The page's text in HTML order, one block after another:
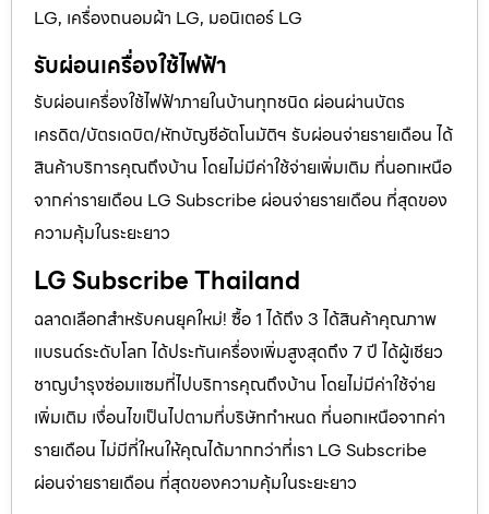
LG, เครื่องถนอมผ้า LG, มอนิเตอร์ LG
รับผ่อนเครื่องใช้ไฟฟ้า
รับผ่อนเครื่องใช้ไฟฟ้าภายในบ้านทุกชนิด ผ่อนผ่านบัตร
เครดิต/บัตรเดบิต/หักบัญชีอัตโนมัติฯ รับผ่อนจ่ายรายเดือน ได้
สินค้าบริการคุณถึงบ้าน โดยไม่มีค่าใช้จ่ายเพิ่มเติม ที่นอกเหนือ
จากค่ารายเดือน LG Subscribe ผ่อนจ่ายรายเดือน ที่สุดของ
ความคุ้มในระยะยาว
LG Subscribe Thailand
ฉลาดเลือกสำหรับคนยุคใหม่! ซื้อ 1 ได้ถึง 3 ได้สินค้าคุณภาพ
แบรนด์ระดับโลก ได้ประกันเครื่องเพิ่มสูงสุดถึง 7 ปี ได้ผู้เชียว
ชาญบำรุงซ่อมแซมที่ไปบริการคุณถึงบ้าน โดยไม่มีค่าใช้จ่าย
เพิ่มเติม เงื่อนไขเป็นไปตามที่บริษัทกำหนด ที่นอกเหนือจากค่า
รายเดือน ไม่มีที่ใหนให้คุณได้มากกว่าที่เรา LG Subscribe
ผ่อนจ่ายรายเดือน ที่สุดของความคุ้มในระยะยาว